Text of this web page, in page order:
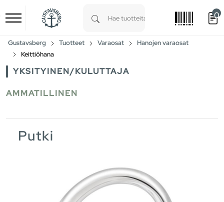
Skip to main content
0
Gustavsberg Tuotteet Varaosat
Hanojen varaosat
Keittiöhana
YKSITYINEN/KULUTTAJA
AMMATILLINEN
Putki